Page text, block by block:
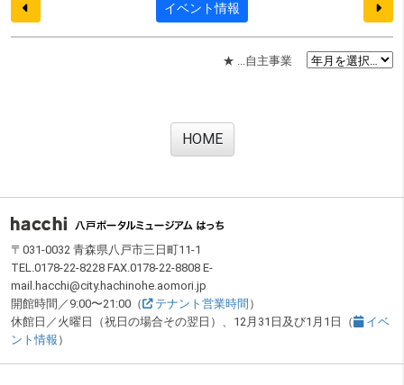
イベント情報
★ ...自主事業
HOME
フッター
〒031-0032 青森県八戸市三日町11-1
TEL.0178-22-8228 FAX.0178-22-8808 E-
mail.hacchi@city.hachinohe.aomori.jp
開館時間／9:00〜21:00（
テナント営業時間 ）
休館日／火曜日（祝日の場合その翌日）、12月31日及び1月1日（
イベ
ント情報 ）